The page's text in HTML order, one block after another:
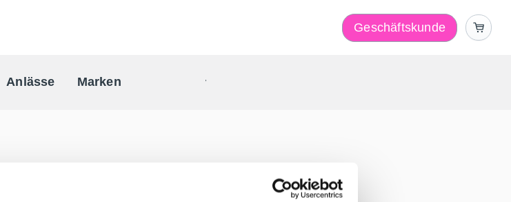
Geschäftskunde
Anlässe Marken
One-stop Geschenkkarten Anbieter